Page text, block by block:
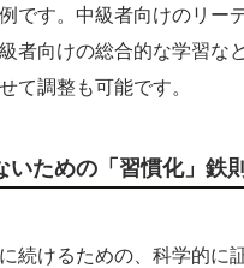
です。中級者向けのリー
者向けの総合的な学習な
て調整も可能です。
いための「習慣化」鉄
続けるための、科学的に